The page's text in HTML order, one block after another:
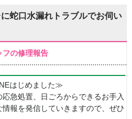
蛇口水漏れトラブルでお伺い
フの修理報告
はじめました≫
急処置、日ごろからできるお手入
報を発信していきますので、ぜひ